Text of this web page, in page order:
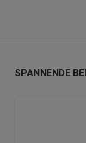
SPANNENDE